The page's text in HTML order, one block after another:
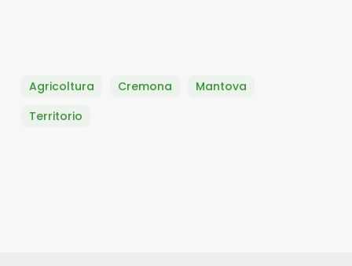
Agricoltura Cremona
Mantova
Territorio